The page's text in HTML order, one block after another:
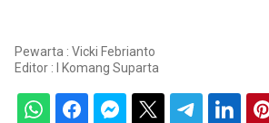
Pewarta : Vicki Febrianto
Editor :
I Komang Suparta